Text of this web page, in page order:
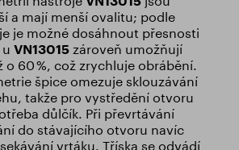
a mají menší ovalitu; podle
je možné dosáhnout přesnosti
VN13015 zároveň umožňují
o 60 %, což zrychluje obrábění.
špice omezuje sklouzávání
takže pro vystředění otvoru
důlčík. Při převrtávání
do stávajícího otvoru navíc
vrtáku. Tříska se odvádí